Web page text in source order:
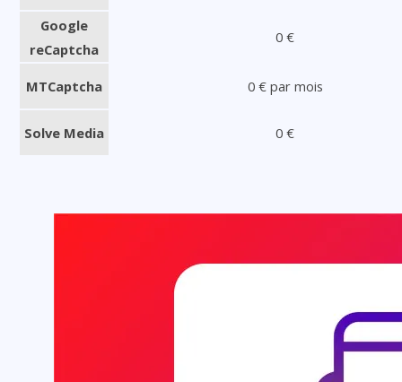
Google
reCaptcha
0 €
MTCaptcha 0 € par mois
Solve Media 0 €